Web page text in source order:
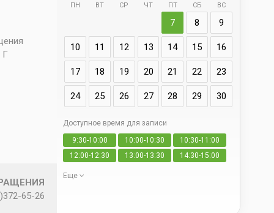
Г
65-26
ПН ВТ СР ЧТ ПТ СБ ВС
7 8 9
10 11 12 13 14 15 16
17 18 19 20 21 22 23
24 25 26 27 28 29 30
Доступное время для записи
9:30-10:00
10:00-10:30
10:30-11:00
12:00-12:30
13:00-13:30 14:30-15:00
Еще